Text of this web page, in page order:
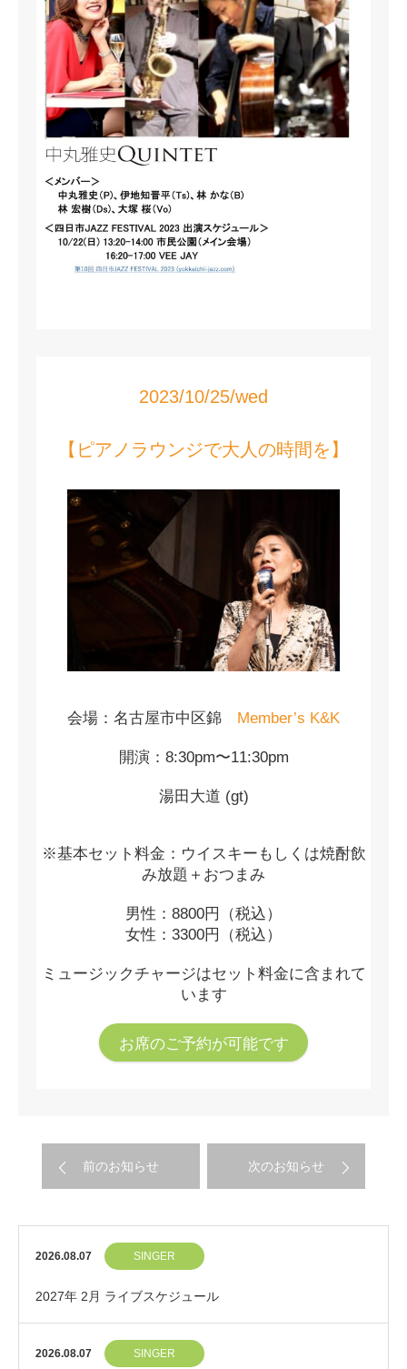
2023/10/25/wed
【ピアノラウンジで大人の時間を】
会場：名古屋市中区錦 Member’s K&K
開演：8:30pm〜11:30pm
湯田大道 (gt)
※基本セット料金：ウイスキーもしくは焼酎飲
み放題＋おつまみ
男性：8800円（税込）
女性：3300円（税込）
ミュージックチャージはセット料金に含まれて
います
お席のご予約が可能です
前のお知らせ 次のお知らせ
2026.08.07 SINGER
2027年 2月 ライブスケジュール
2026.08.07 SINGER